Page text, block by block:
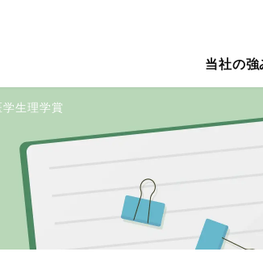
当社の強
学生理学賞